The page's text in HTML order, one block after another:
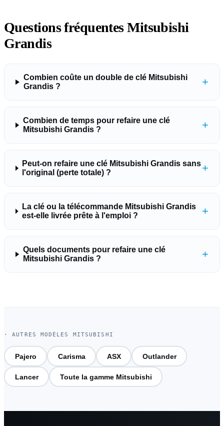
Questions fréquentes Mitsubishi
Grandis
Combien coûte un double de clé Mitsubishi
Grandis ?
+
Combien de temps pour refaire une clé
Mitsubishi Grandis ?
+
Peut-on refaire une clé Mitsubishi Grandis sans
l'original (perte totale) ?
+
La clé ou la télécommande Mitsubishi Grandis
est-elle livrée prête à l'emploi ?
+
Quels documents pour refaire une clé
Mitsubishi Grandis ?
+
· AUTRES MODÈLES MITSUBISHI
Pajero Carisma ASX Outlander
Lancer Toute la gamme Mitsubishi